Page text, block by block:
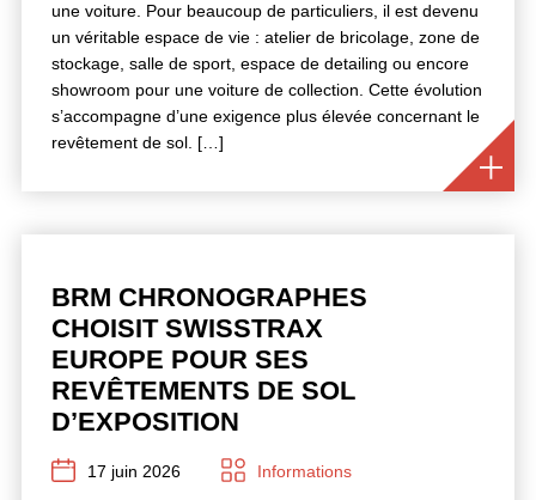
une voiture. Pour beaucoup de particuliers, il est devenu
un véritable espace de vie : atelier de bricolage, zone de
stockage, salle de sport, espace de detailing ou encore
showroom pour une voiture de collection. Cette évolution
s’accompagne d’une exigence plus élevée concernant le
revêtement de sol. […]
BRM CHRONOGRAPHES
CHOISIT SWISSTRAX
EUROPE POUR SES
REVÊTEMENTS DE SOL
D’EXPOSITION
17 juin 2026 Informations